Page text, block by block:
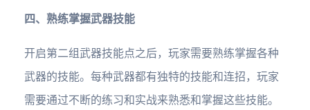
四、熟练掌握武器技能
开启第二组武器技能点之后，玩家需要熟练掌握各种
武器的技能。每种武器都有独特的技能和连招，玩家
需要通过不断的练习和实战来熟悉和掌握这些技能。